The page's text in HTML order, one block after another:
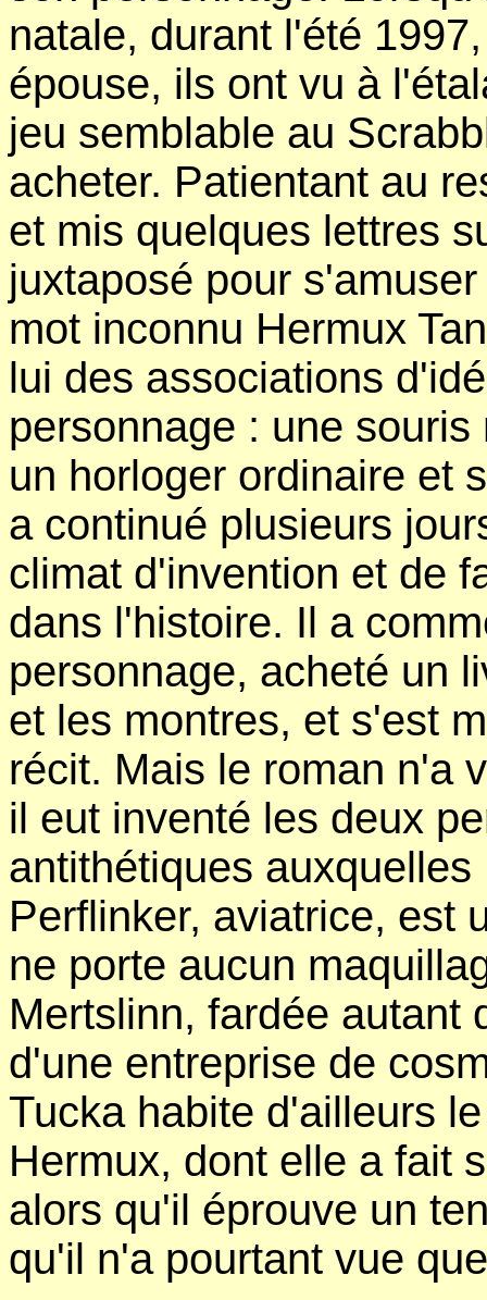
natale, durant l'été
épouse, ils ont vu à
jeu semblable au
acheter. Patientant au
et mis quelques lettres
juxtaposé pour
mot inconnu Hermux
lui des associations
personnage : une
un horloger ordinaire et
a continué plusieurs
climat d'invention et de
dans l'histoire. Il a
personnage, acheté un
et les montres, et s'est
récit. Mais le roman n'a
il eut inventé les deux
antithétiques
Perflinker, aviatrice, est
ne porte aucun
Mertslinn, fardée autant
d'une entreprise de
Tucka habite d'ailleurs
Hermux, dont elle a fait
alors qu'il éprouve un
qu'il n'a pourtant vue